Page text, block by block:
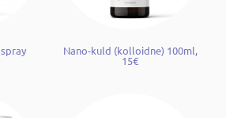
Nano-kuld (kolloidne) 100ml,
15€